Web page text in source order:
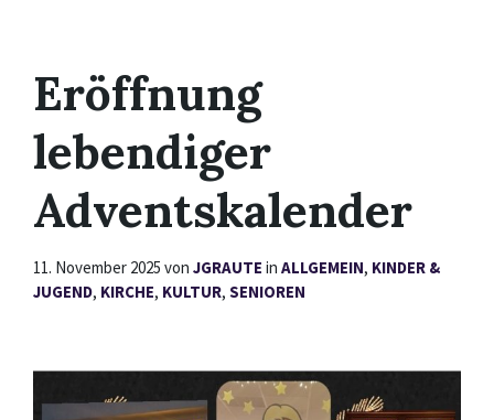
Eröffnung
lebendiger
Adventskalender
11. November 2025 von JGRAUTE in ALLGEMEIN, KINDER &
JUGEND, KIRCHE, KULTUR, SENIOREN